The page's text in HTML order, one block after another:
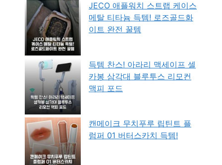
JECO 애플워치 스트랩 케이스
메탈 티타늄 득템! 로즈골드화
이트 완전 꿀템
득템 찬스! 아라리 맥세이프 셀
카봉 삼각대 블루투스 리모컨
맥피 포드
캔메이크 무치푸루 립틴트 플
럼퍼 01 버터스카치 득템!